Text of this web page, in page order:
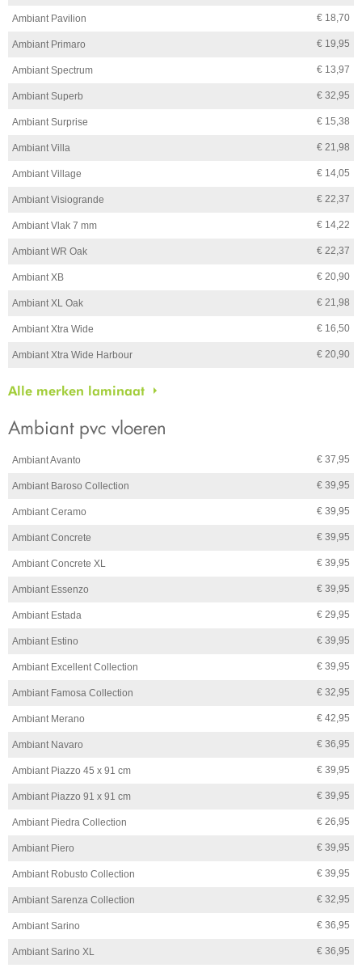
Ambiant Pavilion € 18,70
Ambiant Primaro € 19,95
Ambiant Spectrum € 13,97
Ambiant Superb € 32,95
Ambiant Surprise € 15,38
Ambiant Villa € 21,98
Ambiant Village € 14,05
Ambiant Visiogrande € 22,37
Ambiant Vlak 7 mm € 14,22
Ambiant WR Oak € 22,37
Ambiant XB € 20,90
Ambiant XL Oak € 21,98
Ambiant Xtra Wide € 16,50
Ambiant Xtra Wide Harbour € 20,90
Alle merken laminaat
Ambiant pvc vloeren
Ambiant Avanto € 37,95
Ambiant Baroso Collection € 39,95
Ambiant Ceramo € 39,95
Ambiant Concrete € 39,95
Ambiant Concrete XL € 39,95
Ambiant Essenzo € 39,95
Ambiant Estada € 29,95
Ambiant Estino € 39,95
Ambiant Excellent Collection € 39,95
Ambiant Famosa Collection € 32,95
Ambiant Merano € 42,95
Ambiant Navaro € 36,95
Ambiant Piazzo 45 x 91 cm € 39,95
Ambiant Piazzo 91 x 91 cm € 39,95
Ambiant Piedra Collection € 26,95
Ambiant Piero € 39,95
Ambiant Robusto Collection € 39,95
Ambiant Sarenza Collection € 32,95
Ambiant Sarino € 36,95
Ambiant Sarino XL € 36,95